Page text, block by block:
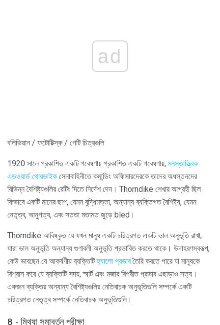
ad
বলিভিয়ান / ফটোটিক্স্ক / গেটি চিত্রগুলি
1920 সালে প্রকাশিত একটি গবেষণায় প্রকাশিত একটি গবেষণায়, মনস্তাত্ত্বিক
এডওয়ার্ড থোরডাইক সেনাবাহিনীতে কমান্ডিং অফিসারদেরকে তাদের অধস্তনদের
বিভিন্ন বৈশিষ্ট্যগুলির রেটিং দিতে নির্দেশ দেন। Thorndike শেখার আগ্রহী ছিল
কিভাবে একটি মানের ছাপ, যেমন বুদ্ধিমত্তা, অন্যান্য ব্যক্তিগত বৈশিষ্ট্য, যেমন
নেতৃত্ব, আনুগত্য, এবং সততা মতামত জুড়ে bled।
Thorndike আবিষ্কৃত যে যখন মানুষ একটি চরিত্রগত একটি ভাল অনুভূতি রাখা,
যারা ভাল অনুভূতি অন্যান্য গুণাবলী অনুভূতি প্রভাবিত করতে থাকে। উদাহরণস্বরূপ,
কেউ ভাবছেন যে আকর্ষণীয় ব্যক্তিটিহ্যালো প্রভাবতৈরি করতে পারে যা মানুষকে
বিশ্বাস করে যে ব্যক্তিটি সদয়, স্মার্ট এবং মজার বিপরীত প্রভাব এছাড়াও সত্য।
একজন ব্যক্তির অন্যান্য বৈশিষ্ট্যগুলির নেতিবাচক অনুভূতিগুলি সম্পর্কে একটি
চরিত্রগত নেতৃত্ব সম্পর্কে নেতিবাচক অনুভূতিগুলি।
8 - মিথ্যা সমাবর্তন পরীক্ষা